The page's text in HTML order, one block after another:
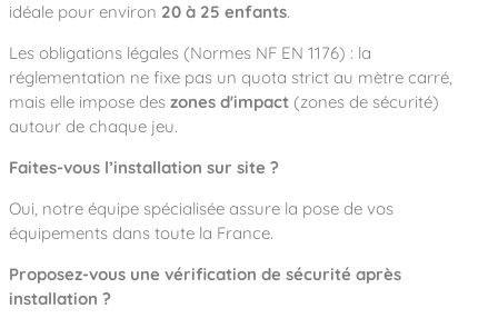
idéale pour environ 20 à 25 enfants.
Les obligations légales (Normes NF EN 1176) : la
réglementation ne fixe pas un quota strict au mètre carré,
mais elle impose des zones d'impact (zones de sécurité)
autour de chaque jeu.
Faites-vous l’installation sur site ?
Oui, notre équipe spécialisée assure la pose de vos
équipements dans toute la France.
Proposez-vous une vérification de sécurité après
installation ?